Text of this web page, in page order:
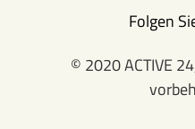
Folgen
© 2020 ACTIVE